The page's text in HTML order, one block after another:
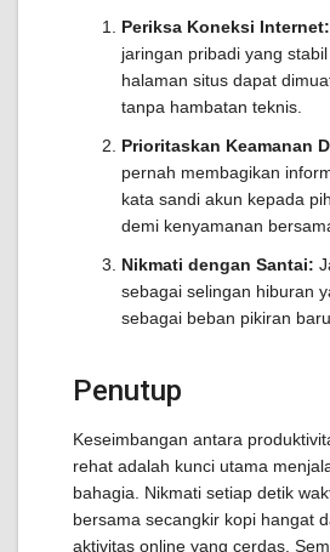
Periksa Koneksi Internet:
jaringan pribadi yang
halaman situs dapat
tanpa hambatan teknis.
Prioritaskan Keamanan
pernah membagikan
kata sandi akun kepada
demi kenyamanan
Nikmati dengan Santai:
sebagai selingan hiburan
sebagai beban pikiran baru.
Penutup
Keseimbangan antara
rehat adalah kunci utama
bahagia. Nikmati setiap detik
bersama secangkir kopi hangat
aktivitas online yang cerdas.